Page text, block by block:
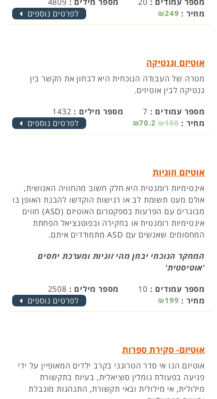
מחיר : ₪249 לפרטים נוספים
אוטיזם וגנטיקה
מטרה של העבודה הנוכחית היא לבחון את הקשר בין
גנטיקה לבין אוטיזים.
מספר עמודים : 7 מספר מילים : 1432
מחיר : ₪108
₪70.2 לפרטים נוספים
אוטיזם וזוגיות
אינטימיות רומנטית היא חלק חשוב מהחוויה האנושית,
אולם מעט תשומת לב או רגישות הוקדשו להבנת האופן בו
מבוגרים עם הפרעות בספקטרום האוטיזם (ASD) חווים
אינטימיות רומנטית או בחקירה ובפוטנציאל הפחתת
המחסומים שאנשים עם ASD מתמודדים איתם.
המחקר הנוכחי יבחן מהי זוגיות ומערכת יחסים
'אוטיסטית'
מספר עמודים : 10 מספר מילים : 2508
מחיר : ₪199 לפרטים נוספים
אוטיזם- סקירת ספרות
אוטיזם הנו אי סדר הטרוגני בקרב ילדים המאופיין על ידי
פגיעה בפעולת גומלין סוציאלית, בעיות בתקשורת
מילולית, אי מילולית ובאי תקשורת, התנהגות מוגבלת